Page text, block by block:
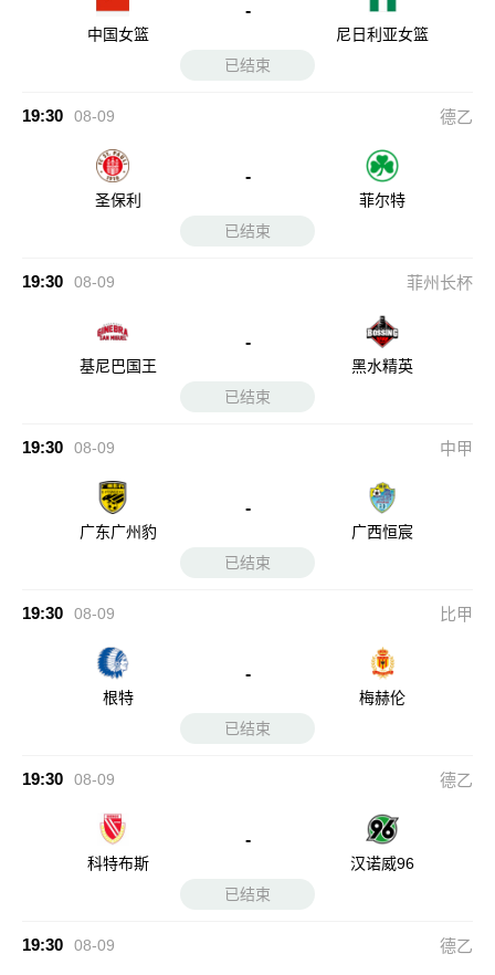
中国女篮
-
尼日利亚女篮
已结束
19:30 08-09 德乙
圣保利
-
菲尔特
已结束
19:30 08-09 菲州长杯
基尼巴国王
-
黑水精英
已结束
19:30 08-09 中甲
广东广州豹
-
广西恒宸
已结束
19:30 08-09 比甲
根特
-
梅赫伦
已结束
19:30 08-09 德乙
科特布斯
-
汉诺威96
已结束
19:30 08-09 德乙